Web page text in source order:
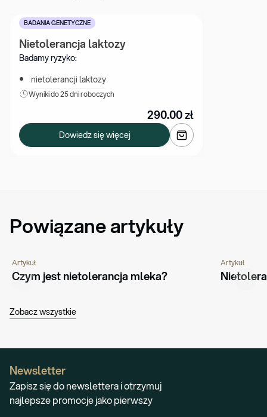
BADANIA GENETYCZNE
Nietolerancja laktozy
Badamy ryzyko:
nietolerancji laktozy
Wyniki do 25 dni roboczych
290.00zł
Dowiedz się więcej
Powiązane artykuły
PORADNIK CHOROBY I SCHORZENIA
Artykuł
Czym jest nietolerancja mleka? ŻYWIENIE
Artykuł
Zobacz wszystkie
Newsletter
Zapisz się do newslettera i otrzymuj
najlepsze promocje jako pierwszy